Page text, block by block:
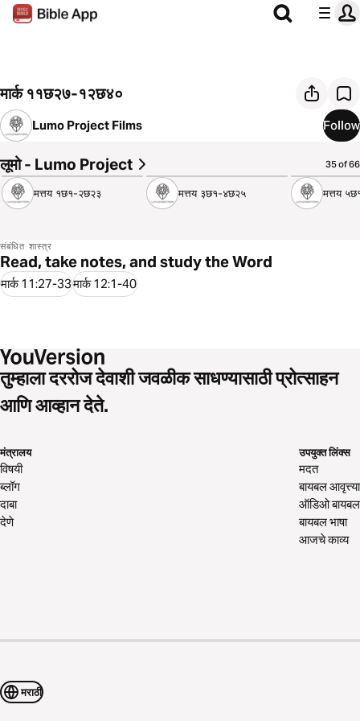
मार्क ११छ२७-१२छ४०
Lumo Project Films Follow
लूमो - Lumo Project 35 of 66
9:36
मत्तय १छ१-२छ२३ मत्तय ३छ१-४छ२५ मत्तय
संबंधित शास्त्र
Read, take notes, and study the Word
मार्क 11:27-33मार्क 12:1-40
तुम्हाला दररोज देवाशी जवळीक साधण्यासाठी प्रोत्साहन
आणि आव्हान देते.
मंत्रालय
विषयी
ब्लॉग
दाबा
देणे
उपयुक्त लिंक्स
मदत
बायबल आवृत्त्या
ऑडिओ बायबल
बायबल भाषा
आजचे काव्य
मराठी